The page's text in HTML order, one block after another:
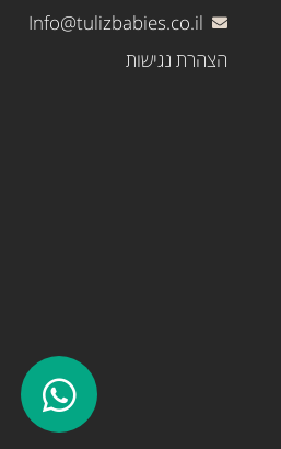
Info@tulizbabies.co.il
הצהרת נגישות